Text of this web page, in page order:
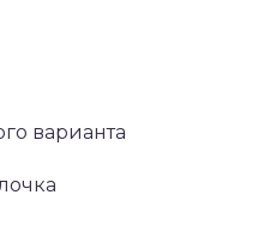
варианта